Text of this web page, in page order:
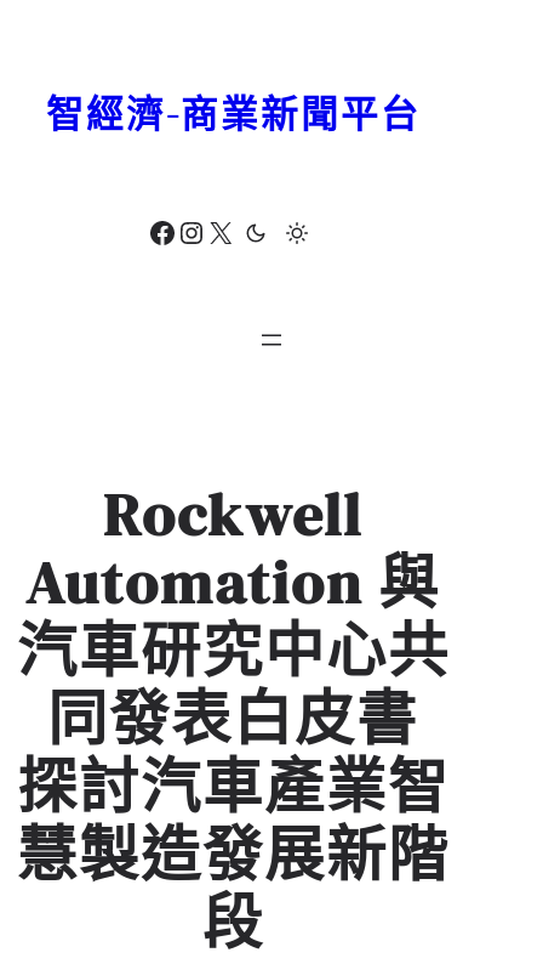
Facebook Instagram X
智經濟-商業新聞平台
Rockwell
Automation 與
汽車研究中心共
同發表白皮書
探討汽車產業智
慧製造發展新階
段